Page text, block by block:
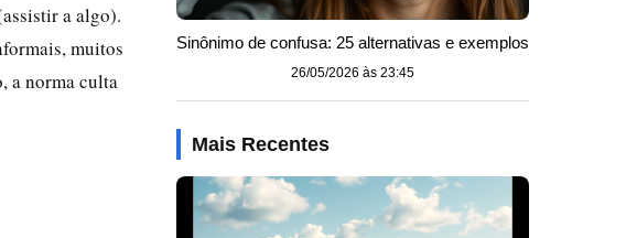
a algo).
muitos
a norma culta
Sinônimo de confusa: 25 alternativas e exemplos
26/05/2026 às 23:45
Mais Recentes